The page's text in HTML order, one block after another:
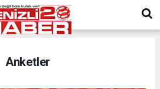
Anketler